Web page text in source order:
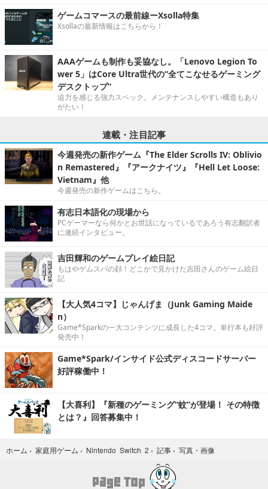
ゲームコマースの最前線ーXsolla特集
Xsollaの最新情報はこちらから！
AAAゲームも制作も妥協なし。「Lenovo Legion To
wer 5」はCore Ultra世代の“全てこなせるゲーミング
デスクトップ”
迫力を感じる強力スペック。メンテナンスしやすい構造もあり
がたい！
連載・注目記事
今週発売の新作ゲーム『The Elder Scrolls IV: Oblivio
n Remastered』『アークナイツ』『Hell Let Loose:
Vietnam』他
今週発売の新作ゲームはこちら。
有志日本語化の現場から
PCゲーマーなら何かとお世話になっているであろう有志翻訳者
に連続インタビュー。
吉田輝和のゲームプレイ絵日記
もはやゲムスパの顔！どこかで見かけた吉田さんのゲーム絵日
記
【大人気4コマ】じゃんげま（Junk Gaming Maide
n）
Game*Sparkの一大コンテンツに成長した4コマ。単行本も好評
発売中！
Game*Spark/インサイド公式ディスコードサーバー
好評稼働中！
【大喜利】『新種のゲーミング“蚊”が登場！ その特徴
とは？』回答募集中！
ホーム › 家庭用ゲーム › Nintendo Switch 2 › 記事 › 写真・画像